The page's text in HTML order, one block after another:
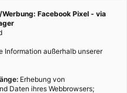
Facebook Pixel - via
Information außerhalb unserer
Erhebung von
Daten ihres Webbrowsers;